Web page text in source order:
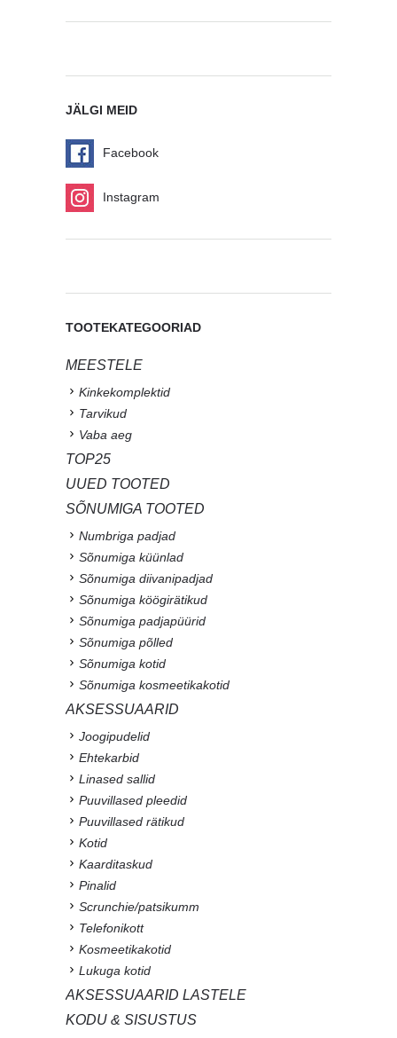
JÄLGI MEID
Facebook
Instagram
TOOTEKATEGOORIAD
MEESTELE
Kinkekomplektid
Tarvikud
Vaba aeg
TOP25
UUED TOOTED
SÕNUMIGA TOOTED
Numbriga padjad
Sõnumiga küünlad
Sõnumiga diivanipadjad
Sõnumiga köögirätikud
Sõnumiga padjapüürid
Sõnumiga põlled
Sõnumiga kotid
Sõnumiga kosmeetikakotid
AKSESSUAARID
Joogipudelid
Ehtekarbid
Linased sallid
Puuvillased pleedid
Puuvillased rätikud
Kotid
Kaarditaskud
Pinalid
Scrunchie/patsikumm
Telefonikott
Kosmeetikakotid
Lukuga kotid
AKSESSUAARID LASTELE
KODU & SISUSTUS